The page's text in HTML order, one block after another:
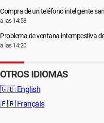
Compra de un teléfono inteligente
a las 14:58
Problema de ventana intempestiva
a las 14:20
OTROS IDIOMAS
🇬🇧 English
🇫🇷 Français